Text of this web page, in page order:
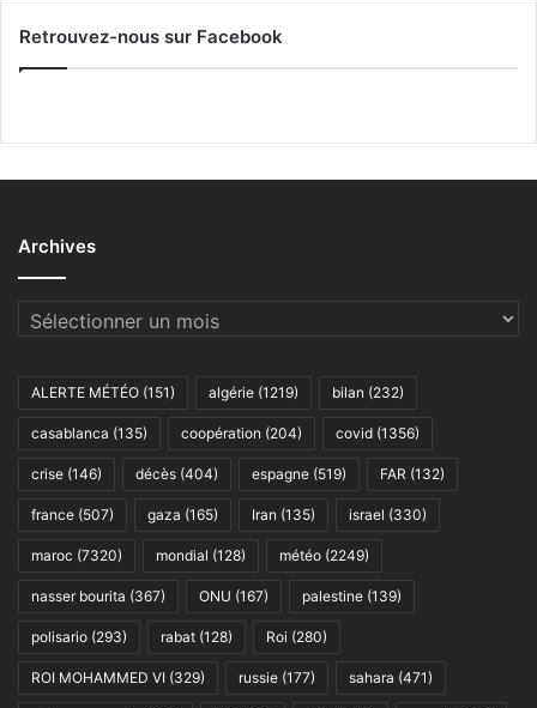
Retrouvez-nous sur Facebook
Archives
Archives
ALERTE MÉTÉO (151) algérie (1219) bilan (232)
casablanca (135) coopération (204) covid (1356)
crise (146) décès (404) espagne (519) FAR (132)
france (507) gaza (165) Iran (135) israel (330)
maroc (7320) mondial (128) météo (2249)
nasser bourita (367) ONU (167) palestine (139)
polisario (293) rabat (128) Roi (280)
ROI MOHAMMED VI (329) russie (177) sahara (471)